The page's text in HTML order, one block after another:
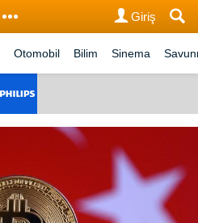
Giriş
Otomobil Bilim Sinema